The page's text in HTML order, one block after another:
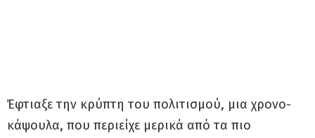
Έφτιαξε την κρύπτη του πολιτισμού, μια χρονο-
κάψουλα, που περιείχε μερικά από τα πιο